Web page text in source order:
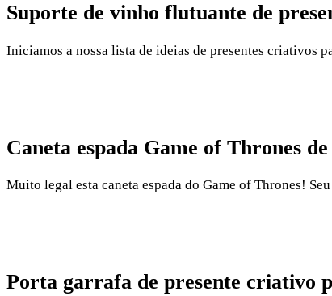
Suporte de vinho flutuante de
Iniciamos a nossa lista de ideias de presentes criativos
Caneta espada Game of Thrones
Muito legal esta caneta espada do Game of Thrones!
Porta garrafa de presente criativo